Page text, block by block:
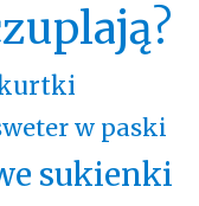
w paski
sukienki